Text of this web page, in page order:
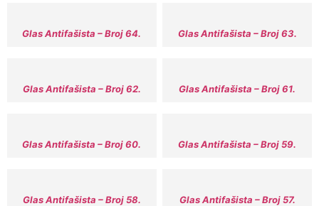
Glas Antifašista – Broj 64. Glas Antifašista – Broj 63.
Glas Antifašista – Broj 62. Glas Antifašista – Broj 61.
Glas Antifašista – Broj 60. Glas Antifašista – Broj 59.
Glas Antifašista – Broj 58. Glas Antifašista – Broj 57.